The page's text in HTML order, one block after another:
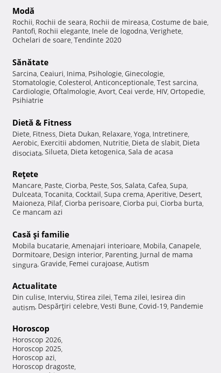
Modă
Rochii, Rochii de seara, Rochii de mireasa, Costume de baie,
Pantofi, Rochii elegante, Inele de logodna, Verighete,
Ochelari de soare, Tendinte 2020
Sănătate
Sarcina, Ceaiuri, Inima, Psihologie, Ginecologie,
Stomatologie, Colesterol, Anticonceptionale, Test sarcina,
Cardiologie, Oftalmologie, Avort, Ceai verde, HIV, Ortopedie,
Psihiatrie
Dietă & Fitness
Diete, Fitness, Dieta Dukan, Relaxare, Yoga, Intretinere,
Aerobic, Exercitii abdomen, Nutritie, Dieta de slabit, Dieta
disociata, Silueta, Dieta ketogenica, Sala de acasa
Reţete
Mancare, Paste, Ciorba, Peste, Sos, Salata, Cafea, Supa,
Dulceata, Tocanita, Cocktail, Supa crema, Aperitive, Desert,
Maioneza, Pilaf, Ciorba perisoare, Ciorba pui, Ciorba burta,
Ce mancam azi
Casă şi familie
Mobila bucatarie, Amenajari interioare, Mobila, Canapele,
Dormitoare, Design interior, Parenting, Jurnal de mama
singura, Gravide, Femei curajoase, Autism
Actualitate
Din culise, Interviu, Stirea zilei, Tema zilei, Iesirea din
autism, Despărţiri celebre, Vesti Bune, Covid-19, Pandemie
Horoscop
Horoscop 2026,
Horoscop 2025,
Horoscop azi,
Horoscop dragoste,